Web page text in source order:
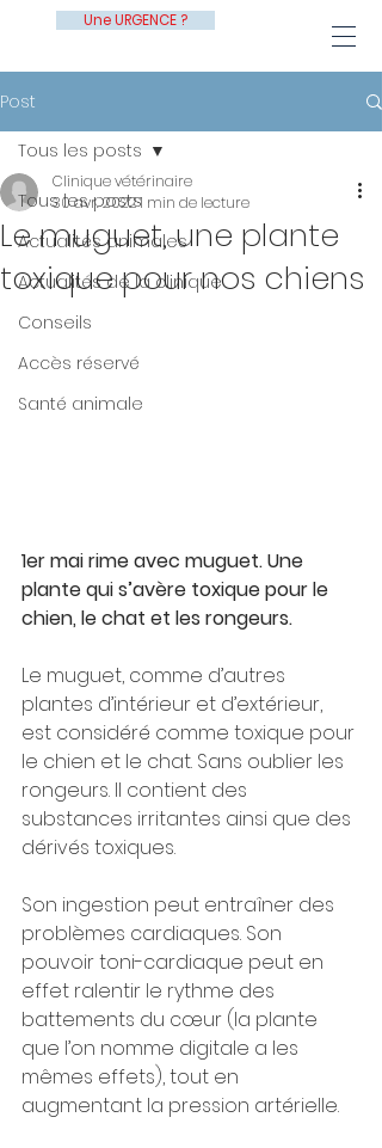
Une URGENCE ?
Post
Tous les posts
Actualités animales
Actualités de la clinique
Conseils
Accès réservé
Santé animale
Tous les posts
Le muguet, une plante
toxique pour nos chiens
Clinique vétérinaire
30 avr. 20221 min de lecture
1er mai rime avec muguet. Une
plante qui s’avère toxique pour le
chien, le chat et les rongeurs.
Le muguet, comme d’autres
plantes d’intérieur et d’extérieur,
est considéré comme toxique pour
le chien et le chat. Sans oublier les
rongeurs. Il contient des
substances irritantes ainsi que des
dérivés toxiques.
Son ingestion peut entraîner des
problèmes cardiaques. Son
pouvoir toni-cardiaque peut en
effet ralentir le rythme des
battements du cœur (la plante
que l’on nomme digitale a les
mêmes effets), tout en
augmentant la pression artérielle.